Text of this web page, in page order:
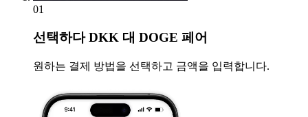
01
선택하다DKK 대 DOGE 페어
원하는 결제 방법을 선택하고 금액을 입력합니다.